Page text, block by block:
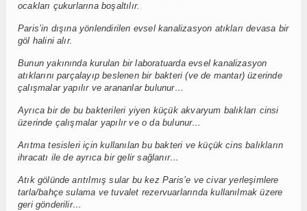
ocakları çukurlarına boşaltılır.
Paris’in dışına yönlendirilen evsel kanalizasyon atıkları devasa bir
göl halini alır.
Bunun yakınında kurulan bir laboratuarda evsel kanalizasyon
atıklarını parçalayıp beslenen bir bakteri (ve de mantar) üzerinde
çalışmalar yapılır ve arananlar bulunur…
Ayrıca bir de bu bakterileri yiyen küçük akvaryum balıkları cinsi
üzerinde çalışmalar yapılır ve o da bulunur…
Arıtma tesisleri için kullanılan bu bakteri ve küçük cins balıkların
ihracatı ile de ayrıca bir gelir sağlanır…
Atık gölünde arıtılmış sular bu kez Paris’e ve civar yerleşimlere
tarla/bahçe sulama ve tuvalet rezervuarlarında kullanılmak üzere
geri gönderilir…